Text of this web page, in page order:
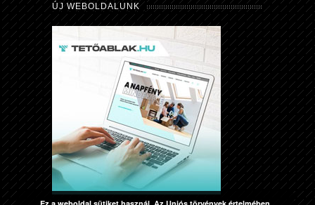
ÚJ WEBOLDALUNK